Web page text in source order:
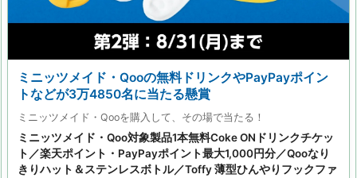
ミニッツメイド・Qooの無料ドリンクやPayPayポイン
トなどが3万4850名に当たる懸賞
ミニッツメイド・Qooを購入して、その場で当たる！
ミニッツメイド・Qoo対象製品1本無料Coke ONドリンクチケッ
ト／楽天ポイント・PayPayポイント最大1,000円分／Qooなり
きりハット＆ステンレスボトル／Toffy 薄型ひんやりフックファ